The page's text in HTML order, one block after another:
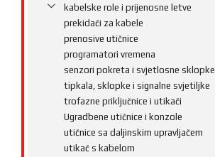
kabelske role i prijenosne letve
prekidači za kabele
prenosive utičnice
programatori vremena
senzori pokreta i svjetlosne sklopke
tipkala, sklopke i signalne svjetiljke
trofazne priključnice i utikači
Ugradbene utičnice i konzole
utičnice sa daljinskim upravljačem
utikač s kabelom